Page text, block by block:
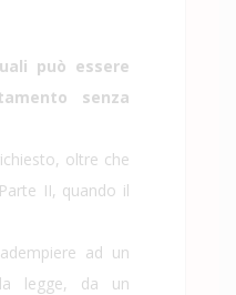
può essere
senza
oltre che
II, quando il
ad un
legge, da un